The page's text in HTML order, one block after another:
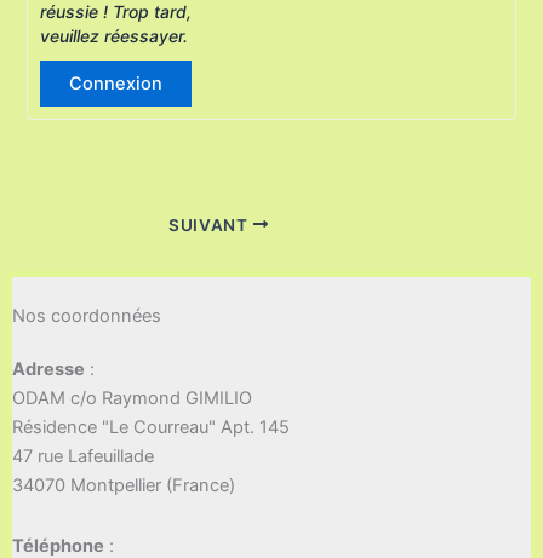
réussie ! Trop tard,
veuillez réessayer.
Connexion
SUIVANT
Nos coordonnées
Adresse :
ODAM c/o Raymond GIMILIO
Résidence "Le Courreau" Apt. 145
47 rue Lafeuillade
34070 Montpellier (France)
Téléphone :